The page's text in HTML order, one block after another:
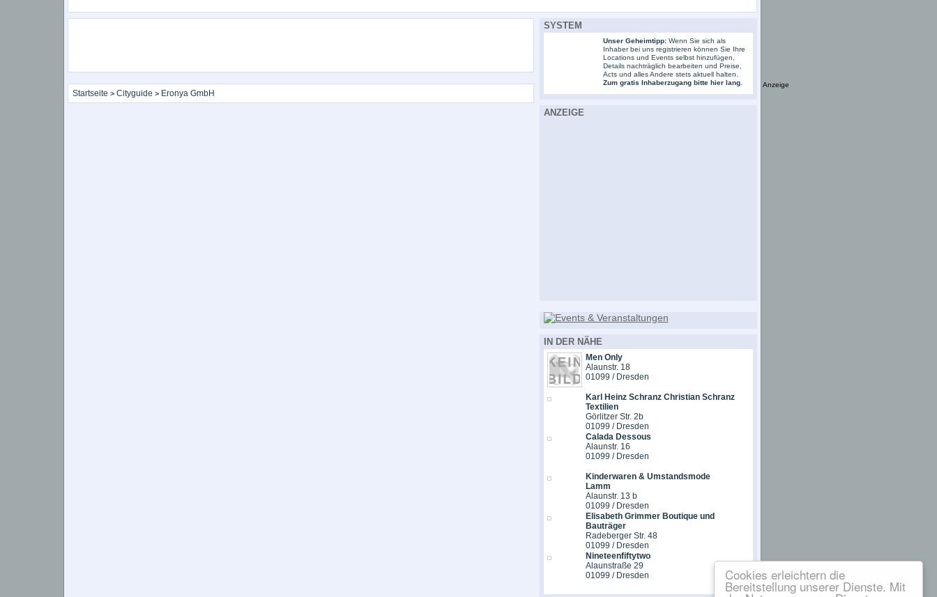
Cookies erleichtern die
Bereitstellung unserer Dienste. Mit
Startseite > Cityguide > Eronya GmbH
SYSTEM
Unser Geheimtipp:Wenn Sie sich als
Inhaber bei uns registrieren können Sie Ihre
Locations und Events selbst hinzufügen,
Details nachträglich bearbeiten und Preise,
Acts und alles Andere stets aktuell halten.
Zum gratis Inhaberzugang bitte hier lang.
ANZEIGE
IN DER NÄHE
Men Only
Alaunstr. 18
01099 / Dresden
Karl Heinz Schranz Christian Schranz
Textilien
Görlitzer Str. 2b
01099 / Dresden
Calada Dessous
Alaunstr. 16
01099 / Dresden
Kinderwaren & Umstandsmode
Lamm
Alaunstr. 13 b
01099 / Dresden
Elisabeth Grimmer Boutique und
Bauträger
Radeberger Str. 48
01099 / Dresden
Nineteenfiftytwo
Alaunstraße 29
01099 / Dresden
Anzeige